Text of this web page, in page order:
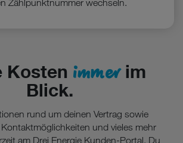
Zählpunktnummer wechseln.
Kosten immerim
Blick.
rund um deinen Vertrag sowie
und vieles mehr
am Drei Energie Kunden-Portal. Du